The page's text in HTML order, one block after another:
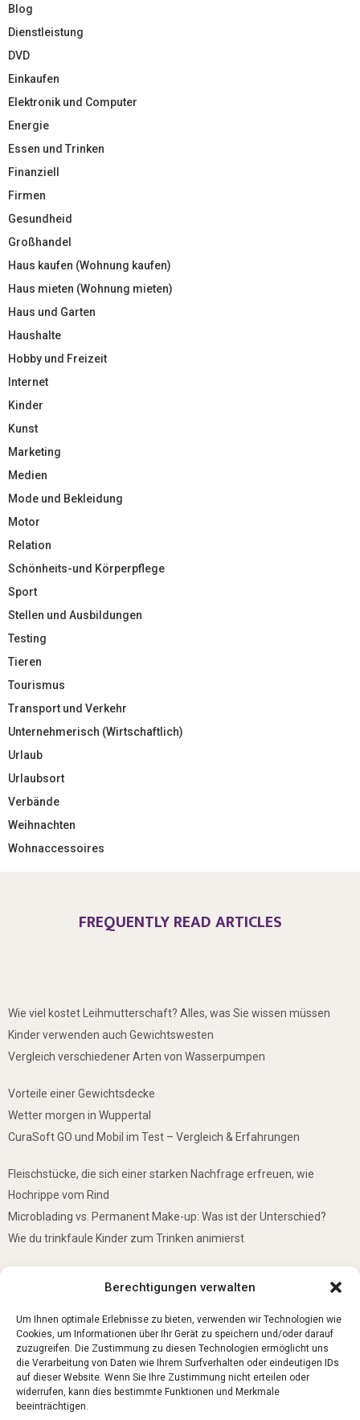
Berechtigungen verwalten
Um Ihnen optimale Erlebnisse zu bieten, verwenden wir Technologien wie
Cookies, um Informationen über Ihr Gerät zu speichern und/oder darauf
zuzugreifen. Die Zustimmung zu diesen Technologien ermöglicht uns
die Verarbeitung von Daten wie Ihrem Surfverhalten oder eindeutigen IDs
auf dieser Website. Wenn Sie Ihre Zustimmung nicht erteilen oder
widerrufen, kann dies bestimmte Funktionen und Merkmale
beeinträchtigen.
Blog
Dienstleistung
DVD
Einkaufen
Elektronik und Computer
Energie
Essen und Trinken
Finanziell
Firmen
Gesundheid
Großhandel
Haus kaufen (Wohnung kaufen)
Haus mieten (Wohnung mieten)
Haus und Garten
Haushalte
Hobby und Freizeit
Internet
Kinder
Kunst
Marketing
Medien
Mode und Bekleidung
Motor
Relation
Schönheits-und Körperpflege
Sport
Stellen und Ausbildungen
Testing
Tieren
Tourismus
Transport und Verkehr
Unternehmerisch (Wirtschaftlich)
Urlaub
Urlaubsort
Verbände
Weihnachten
Wohnaccessoires
FREQUENTLY READ ARTICLES
Wie viel kostet Leihmutterschaft? Alles, was Sie wissen müssen
Kinder verwenden auch Gewichtswesten
Vergleich verschiedener Arten von Wasserpumpen
Vorteile einer Gewichtsdecke
Wetter morgen in Wuppertal
CuraSoft GO und Mobil im Test – Vergleich & Erfahrungen
Fleischstücke, die sich einer starken Nachfrage erfreuen, wie
Hochrippe vom Rind
Microblading vs. Permanent Make-up: Was ist der Unterschied?
Wie du trinkfaule Kinder zum Trinken animierst
5 Gründe, warum jedes Baby einen Mini-Schwimmring haben sollte
Ist Lockpicking in Deutschland verboten?